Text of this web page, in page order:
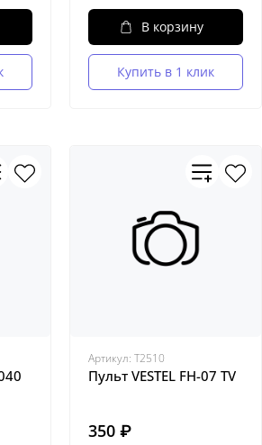
В корзину
Купить в 1 клик
Артикул: Т2510
Пульт VESTEL FH-07 TV
350 ₽